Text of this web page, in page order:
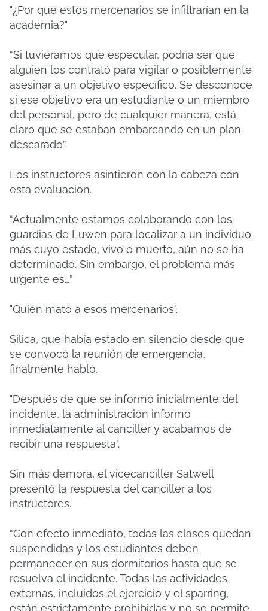
"¿Por qué estos mercenarios se infiltrarían en la
academia?"
“Si tuviéramos que especular, podría ser que
alguien los contrató para vigilar o posiblemente
asesinar a un objetivo específico. Se desconoce
si ese objetivo era un estudiante o un miembro
del personal, pero de cualquier manera, está
claro que se estaban embarcando en un plan
descarado”.
Los instructores asintieron con la cabeza con
esta evaluación.
“Actualmente estamos colaborando con los
guardias de Luwen para localizar a un individuo
más cuyo estado, vivo o muerto, aún no se ha
determinado. Sin embargo, el problema más
urgente es…”
"Quién mató a esos mercenarios".
Silica, que había estado en silencio desde que
se convocó la reunión de emergencia,
finalmente habló.
"Después de que se informó inicialmente del
incidente, la administración informó
inmediatamente al canciller y acabamos de
recibir una respuesta".
Sin más demora, el vicecanciller Satwell
presentó la respuesta del canciller a los
instructores.
“Con efecto inmediato, todas las clases quedan
suspendidas y los estudiantes deben
permanecer en sus dormitorios hasta que se
resuelva el incidente. Todas las actividades
externas, incluidos el ejercicio y el sparring,
están estrictamente prohibidas y no se permite